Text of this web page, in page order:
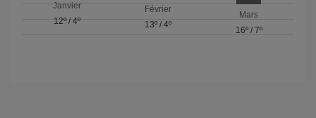
Janvier
12º/4º
Février
13º / 4º
Mars
16º/ 7º